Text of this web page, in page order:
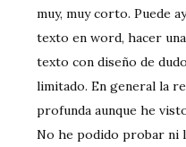
muy, muy corto. Puede
texto en word, hacer
texto con diseño de
limitado. En general la
profunda aunque he
No he podido probar ni